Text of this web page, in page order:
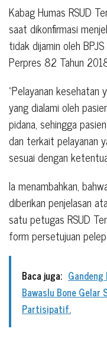
Kabag Humas RSUD
saat dikonfirmasi
tidak dijamin oleh
Perpres 82 Tahun
“Pelayanan kesehatan
yang dialami oleh
pidana, sehingga
dan terkait pelayanan
sesuai dengan
Ia menambahkan,
diberikan penjelasan
satu petugas RSUD
form persetujuan
Baca juga:
Bawaslu Bone Gelar
Partisipatif.